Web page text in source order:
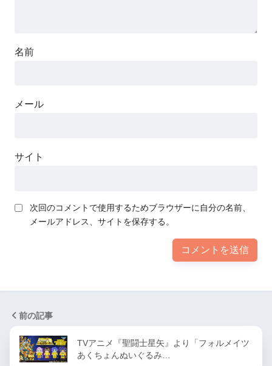
名前
メール
サイト
次回のコメントで使用するためブラウザーに自分の名前、
メールアドレス、サイトを保存する。
前の記事
TVアニメ『聖闘士星矢』より「フォルメイツ
あくちょんぬいぐるみ…